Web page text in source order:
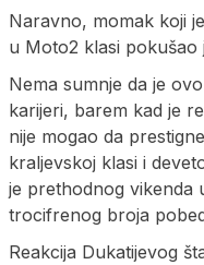
Naravno, momak koji
u Moto2 klasi pokušao
Nema sumnje da je
karijeri, barem kad je
nije mogao da
kraljevskoj klasi i
je prethodnog vikenda
trocifrenog broja
Reakcija Dukatijevog